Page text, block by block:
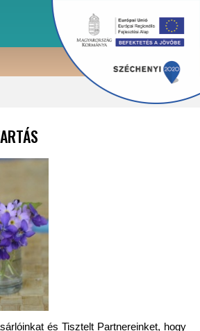
és Tisztelt Partnereinket, hogy